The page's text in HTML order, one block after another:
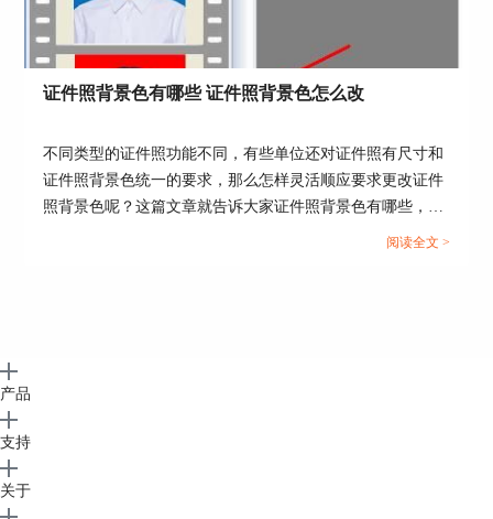
证件照背景色有哪些 证件照背景色怎么改
不同类型的证件照功能不同，有些单位还对证件照有尺寸和
证件照背景色统一的要求，那么怎样灵活顺应要求更改证件
照背景色呢？这篇文章就告诉大家证件照背景色有哪些，证
阅读全文 >
产品
支持
关于